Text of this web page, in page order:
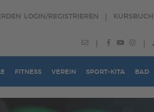
LOGIN/REGISTRIEREN
FITNESS VEREIN SPORT-KITA BAD